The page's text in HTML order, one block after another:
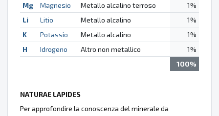
Mg
Magnesio Metallo alcalino terroso
1%
Li
Litio Metallo alcalino
1%
K
Potassio Metallo alcalino
1%
H
Idrogeno Altro non metallico
1%
100%
NATURAE LAPIDES
Per approfondire la conoscenza del minerale da